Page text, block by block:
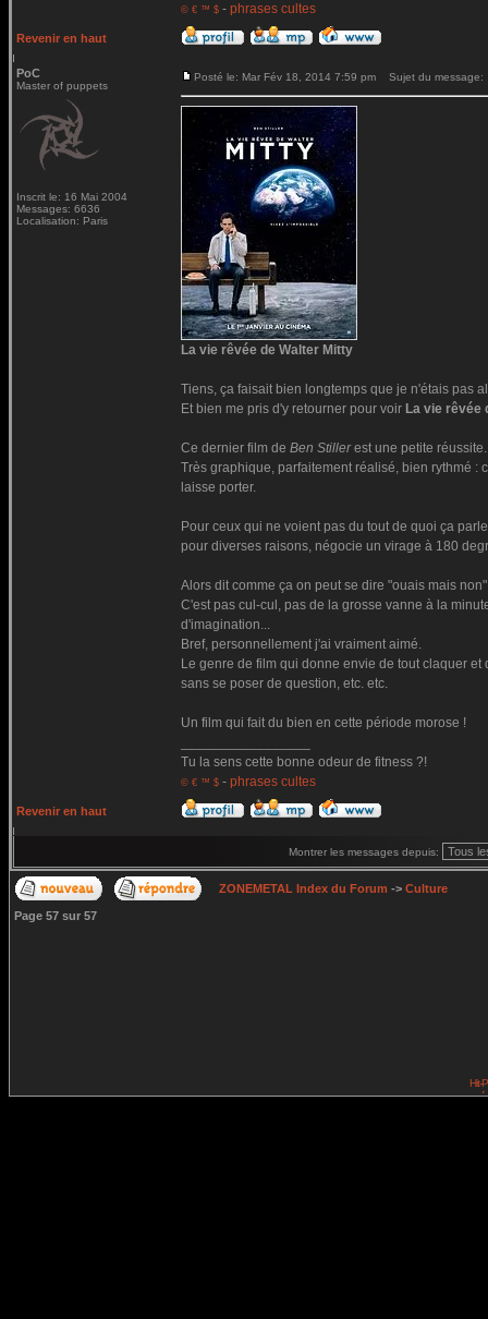
© € ™ $ - phrases cultes
Revenir en haut
PoC
Master of puppets
Inscrit le: 16 Mai 2004
Messages: 6636
Localisation: Paris
Posté le: Mar Fév 18, 2014 7:59 pm Sujet du message:
La vie rêvée de Walter Mitty
Tiens, ça faisait bien longtemps que je n'étais pas
Et bien me pris d'y retourner pour voir La vie rêvée
Ce dernier film de Ben Stillerest une petite réussite.
Très graphique, parfaitement réalisé, bien rythmé :
laisse porter.
Pour ceux qui ne voient pas du tout de quoi ça
pour diverses raisons, négocie un virage à 180
Alors dit comme ça on peut se dire "ouais mais
C'est pas cul-cul, pas de la grosse vanne à la
d'imagination...
Bref, personnellement j'ai vraiment aimé.
Le genre de film qui donne envie de tout claquer
sans se poser de question, etc. etc.
Un film qui fait du bien en cette période morose !
Tu la sens cette bonne odeur de fitness ?!
© € ™ $ - phrases cultes
Revenir en haut
Montrer les messages depuis:
ZONEMETAL Index du Forum -> Culture
Page 57 sur 57